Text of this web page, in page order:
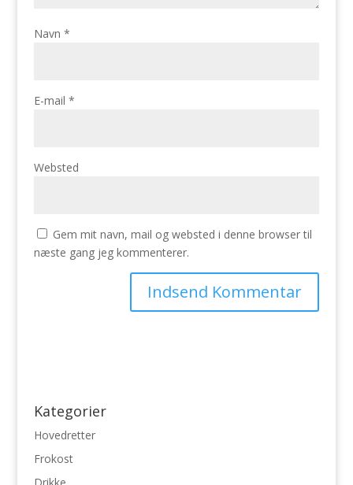
Navn *
E-mail *
Websted
Gem mit navn, mail og websted i denne browser til
næste gang jeg kommenterer.
Kategorier
Hovedretter
Frokost
Drikke